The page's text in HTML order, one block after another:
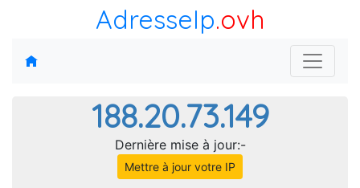
AdresseIp.ovh
188.20.73.149
Dernière mise à jour:-
Mettre à jour votre IP